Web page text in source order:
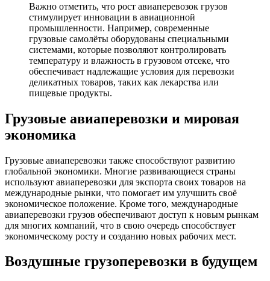
Важно отметить, что рост авиаперевозок грузов
стимулирует инновации в авиационной
промышленности. Например, современные
грузовые самолёты оборудованы специальными
системами, которые позволяют контролировать
температуру и влажность в грузовом отсеке, что
обеспечивает надлежащие условия для перевозки
деликатных товаров, таких как лекарства или
пищевые продукты.
Грузовые авиаперевозки и мировая
экономика
Грузовые авиаперевозки также способствуют развитию
глобальной экономики. Многие развивающиеся страны
используют авиаперевозки для экспорта своих товаров на
международные рынки, что помогает им улучшить своё
экономическое положение. Кроме того, международные
авиаперевозки грузов обеспечивают доступ к новым рынкам
для многих компаний, что в свою очередь способствует
экономическому росту и созданию новых рабочих мест.
Воздушные грузоперевозки в будущем